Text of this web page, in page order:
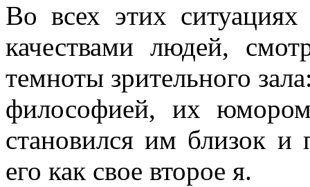
Во всех этих
качествами людей,
темноты зрительного
философией, их
становился им близок
его как свое второе я.